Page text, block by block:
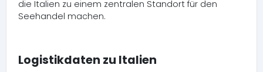
die Italien zu einem zentralen Standort für den
Seehandel machen.
Logistikdaten zu Italien